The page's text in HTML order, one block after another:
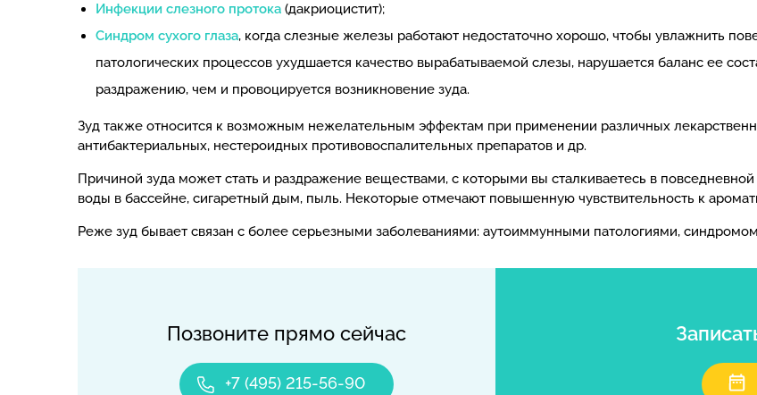
Инфекции слезного протока (дакриоцистит);
Синдром сухого глаза, когда слезные железы работают недостаточно хорошо, чтобы увлажнить
патологических процессов ухудшается качество вырабатываемой слезы, нарушается баланс ее
раздражению, чем и провоцируется возникновение зуда.
Зуд также относится к возможным нежелательным эффектам при применении различных
антибактериальных, нестероидных противовоспалительных препаратов и др.
Причиной зуда может стать и раздражение веществами, с которыми вы сталкиваетесь в
воды в бассейне, сигаретный дым, пыль. Некоторые отмечают повышенную чувствительность к
Реже зуд бывает связан с более серьезными заболеваниями: аутоиммунными патологиями,
Позвоните прямо сейчас
+7 (495) 215-56-90